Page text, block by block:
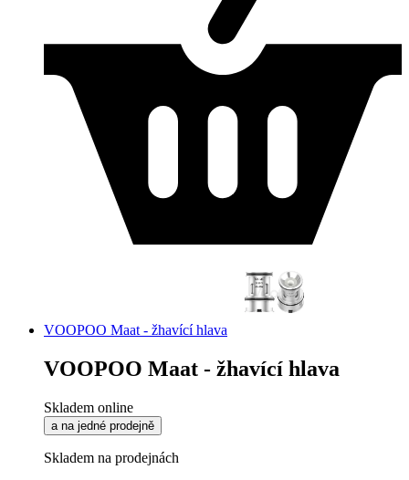
VOOPOO Maat - žhavící hlava
VOOPOO Maat - žhavící hlava
Skladem online
a na jedné prodejně
Skladem na prodejnách